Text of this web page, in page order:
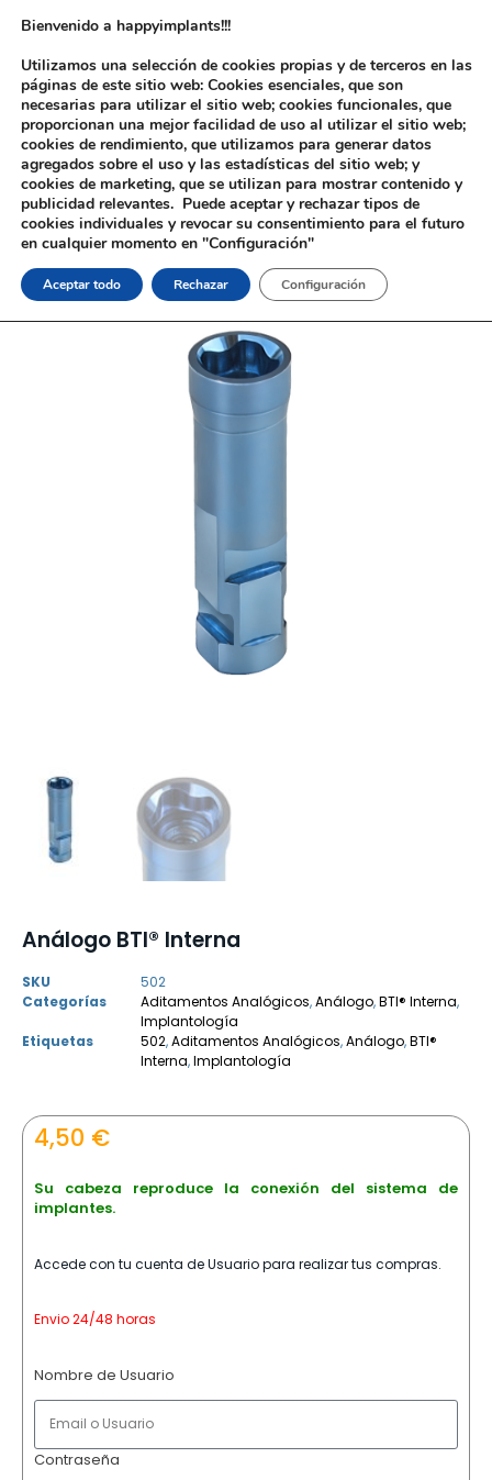
Inicio/Implantología/Aditamentos Analógicos/BTI®
Interna/ Análogo BTI® Interna
Análogo BTI® Interna
SKU
502
Categorías
Aditamentos Analógicos,Análogo,BTI® Interna,
Implantología
Etiquetas
502,Aditamentos Analógicos,Análogo,BTI®
Interna,Implantología
4,50 €
Su cabeza reproduce la conexión del sistema de
implantes.
Accede con tu cuenta de Usuario para realizar tus compras.
Envio 24/48 horas
Nombre de Usuario
Contraseña
Bienvenido a happyimplants!!!
Utilizamos una selección de cookies propias y de terceros en las
páginas de este sitio web: Cookies esenciales, que son
necesarias para utilizar el sitio web; cookies funcionales, que
proporcionan una mejor facilidad de uso al utilizar el sitio web;
cookies de rendimiento, que utilizamos para generar datos
agregados sobre el uso y las estadísticas del sitio web; y
cookies de marketing, que se utilizan para mostrar contenido y
publicidad relevantes. Puede aceptar y rechazar tipos de
cookies individuales y revocar su consentimiento para el futuro
en cualquier momento en "Configuración"
Aceptar todo Rechazar Configuración